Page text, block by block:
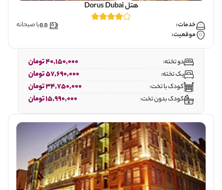
هتل Dorus Dubai
خدمات:
با صبحانه
موقعیت:
دو تخته: 40,150,000 تومان
یک تخته: 57,690,000 تومان
کودک با تخت: 34,750,000 تومان
کودک بدون تخت: 15,990,000 تومان